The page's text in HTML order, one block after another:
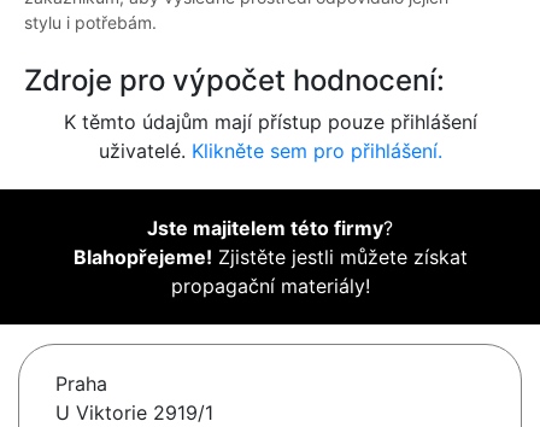
stylu i potřebám.
Zdroje pro výpočet hodnocení:
K těmto údajům mají přístup pouze přihlášení
uživatelé. Klikněte sem pro přihlášení.
Jste majitelem této firmy?
Blahopřejeme! Zjistěte jestli můžete získat
propagační materiály!
Praha
U Viktorie 2919/1